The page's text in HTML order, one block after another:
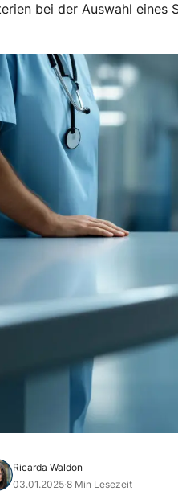
bei der Auswahl eines
Ricarda Waldon
03.01.2025·8 Min Lesezeit